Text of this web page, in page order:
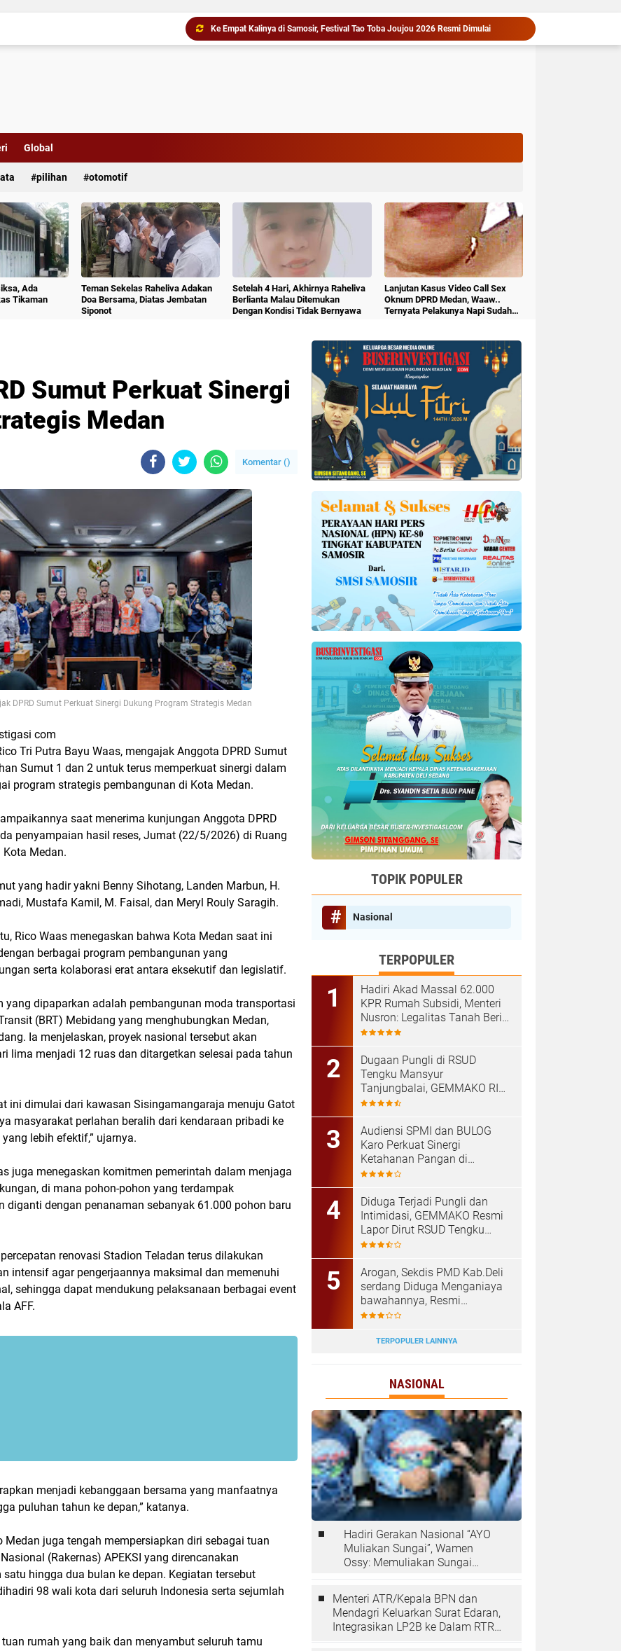
Ke Empat Kalinya di Samosir, Festival Tao Toba Joujou 2026 Resmi Dimulai
‎Arogan, Sekdis PMD Kab.Deli serdang Diduga Menganiaya bawahannya, Resmi Dilaporkan ke Poldasu
PD AIJ Sumut Kembali Amankan Aset Pemprov di Binjai, Lima Rumah Dinas Eks Bioskop Ria Dibongkar
Global
pilihan otomotif
Ada
Tikaman
Teman Sekelas Raheliva Adakan
Doa Bersama, Diatas Jembatan
Siponot
Setelah 4 Hari, Akhirnya Raheliva
Berlianta Malau Ditemukan
Dengan Kondisi Tidak Bernyawa
Lanjutan Kasus Video Call Sex
Oknum DPRD Medan, Waaw..
Ternyata Pelakunya Napi Sudah
Sumut Perkuat Sinergi
Medan
Komentar ()
DPRD Sumut Perkuat Sinergi Dukung Program Strategis Medan
com
Tri Putra Bayu Waas, mengajak Anggota DPRD Sumut
Sumut 1 dan 2 untuk terus memperkuat sinergi dalam
program strategis pembangunan di Kota Medan.
saat menerima kunjungan Anggota DPRD
penyampaian hasil reses, Jumat (22/5/2026) di Ruang
Kota Medan.
yang hadir yakni Benny Sihotang, Landen Marbun, H.
Mustafa Kamil, M. Faisal, dan Meryl Rouly Saragih.
Rico Waas menegaskan bahwa Kota Medan saat ini
berbagai program pembangunan yang
serta kolaborasi erat antara eksekutif dan legislatif.
yang dipaparkan adalah pembangunan moda transportasi
(BRT) Mebidang yang menghubungkan Medan,
Ia menjelaskan, proyek nasional tersebut akan
lima menjadi 12 ruas dan ditargetkan selesai pada tahun
ini dimulai dari kawasan Sisingamangaraja menuju Gatot
masyarakat perlahan beralih dari kendaraan pribadi ke
lebih efektif,” ujarnya.
juga menegaskan komitmen pemerintah dalam menjaga
di mana pohon-pohon yang terdampak
diganti dengan penanaman sebanyak 61.000 pohon baru
renovasi Stadion Teladan terus dilakukan
intensif agar pengerjaannya maksimal dan memenuhi
sehingga dapat mendukung pelaksanaan berbagai event
AFF.
menjadi kebanggaan bersama yang manfaatnya
puluhan tahun ke depan,” katanya.
Medan juga tengah mempersiapkan diri sebagai tuan
(Rakernas) APEKSI yang direncanakan
hingga dua bulan ke depan. Kegiatan tersebut
98 wali kota dari seluruh Indonesia serta sejumlah
rumah yang baik dan menyambut seluruh tamu
TOPIK POPULER
Nasional
TERPOPULER
Hadiri Akad Massal 62.000
KPR Rumah Subsidi, Menteri
Nusron: Legalitas Tanah Beri
Kepastian bagi Masyarakat
Dugaan Pungli di RSUD
Tengku Mansyur
Tanjungbalai, GEMMAKO RI
Minta Penegak Hukum Usut
Audiensi SPMI dan BULOG
Karo Perkuat Sinergi
Ketahanan Pangan di
Kabanjahe
Diduga Terjadi Pungli dan
Intimidasi, GEMMAKO Resmi
Lapor Dirut RSUD Tengku
Mansyur ke Kejaksaan
‎Arogan, Sekdis PMD Kab.Deli
serdang Diduga Menganiaya
bawahannya, Resmi
Dilaporkan ke Poldasu
TERPOPULER LAINNYA
NASIONAL
Hadiri Gerakan Nasional “AYO
Muliakan Sungai”, Wamen
Ossy: Memuliakan Sungai
Menteri ATR/Kepala BPN dan
Mendagri Keluarkan Surat Edaran,
Integrasikan LP2B ke Dalam RTRW